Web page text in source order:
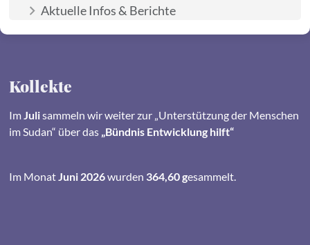
Aktuelle Infos & Berichte
Kollekte
ImJulisammeln wir weiter zur „Unterstützung der Menschen
im Sudan“ über das „Bündnis Entwicklung hilft“
Im MonatJuni 2026wurden 364,60 gesammelt.